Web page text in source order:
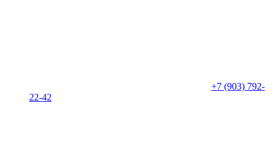
+7 (903) 792-
22-42